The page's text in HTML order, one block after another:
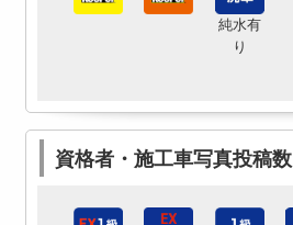
純水有
り
資格者・施工車写真投稿数